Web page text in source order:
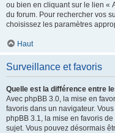
ou bien en cliquant sur le lien «
du forum. Pour rechercher vos
choisissez les paramètres
Haut
Surveillance et favoris
Quelle est la différence entre
Avec phpBB 3.0, la mise en
favoris dans un navigateur.
phpBB 3.1, la mise en favoris
sujet. Vous pouvez désormais